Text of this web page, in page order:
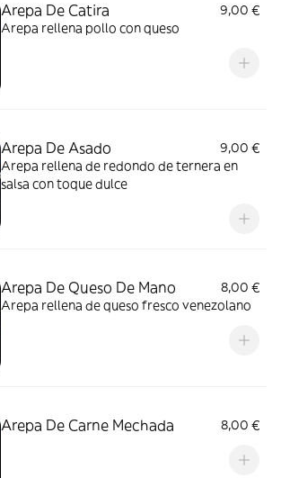
Arepa De Catira
9,00 €
Arepa rellena pollo con queso
Arepa De Asado
9,00 €
Arepa rellena de redondo de ternera en
salsa con toque dulce
Arepa De Queso De Mano
8,00 €
Arepa rellena de queso fresco venezolano
Arepa De Carne Mechada 8,00 €